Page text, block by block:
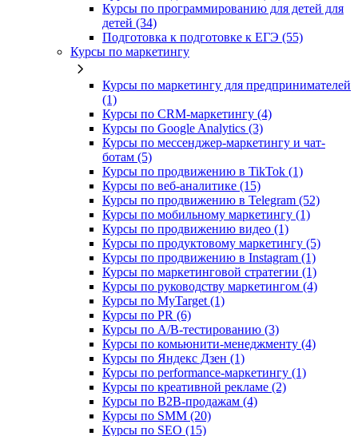
Курсы по программированию для детей для
детей (34)
Подготовка к подготовке к ЕГЭ (55)
Курсы по маркетингу
Курсы по маркетингу для предпринимателей
(1)
Курсы по CRM-маркетингу (4)
Курсы по Google Analytics (3)
Курсы по мессенджер-маркетингу и чат-
ботам (5)
Курсы по продвижению в TikTok (1)
Курсы по веб-аналитике (15)
Курсы по продвижению в Telegram (52)
Курсы по мобильному маркетингу (1)
Курсы по продвижению видео (1)
Курсы по продуктовому маркетингу (5)
Курсы по продвижению в Instagram (1)
Курсы по маркетинговой стратегии (1)
Курсы по руководству маркетингом (4)
Курсы по MyTarget (1)
Курсы по PR (6)
Курсы по A/B-тестированию (3)
Курсы по комьюнити-менеджменту (4)
Курсы по Яндекс Дзен (1)
Курсы по performance-маркетингу (1)
Курсы по креативной рекламе (2)
Курсы по B2B-продажам (4)
Курсы по SMM (20)
Курсы по SEO (15)